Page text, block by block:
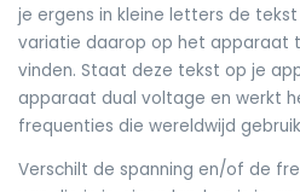
je ergens in kleine letters de
variatie daarop op het apparaat
vinden. Staat deze tekst op je
apparaat dual voltage en werkt
frequenties die wereldwijd
Verschilt de spanning en/of de